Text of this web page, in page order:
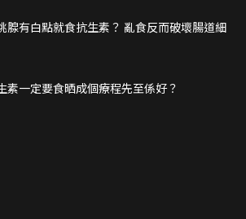
腺有白點就食抗生素？ 亂食反而破壞腸道細
素一定要食晒成個療程先至係好？